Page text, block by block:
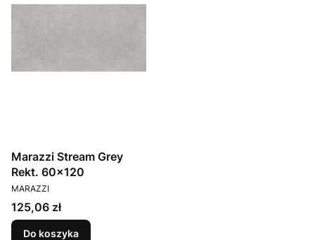
Marazzi Stream Grey
Rekt. 60x120
PRODUCENT
MARAZZI
Cena
125,06 zł
Do koszyka